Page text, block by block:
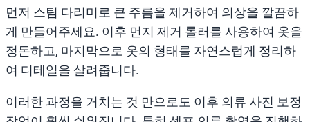
먼저 스팀 다리미로 큰 주름을 제거하여 의상을 깔끔하
게 만들어주세요. 이후 먼지 제거 롤러를 사용하여 옷을
정돈하고, 마지막으로 옷의 형태를 자연스럽게 정리하
여 디테일을 살려줍니다.
이러한 과정을 거치는 것 만으로도 이후 의류 사진 보정